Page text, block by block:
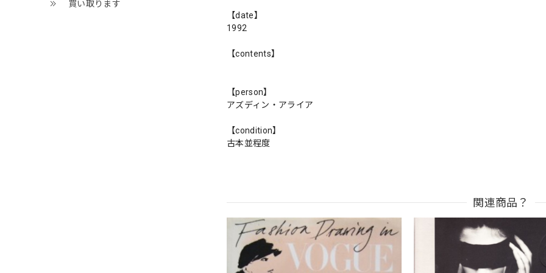
買い取ります
【date】
1992
【contents】
【person】
アズディン・アライア
【condition】
古本並程度
関連商品？